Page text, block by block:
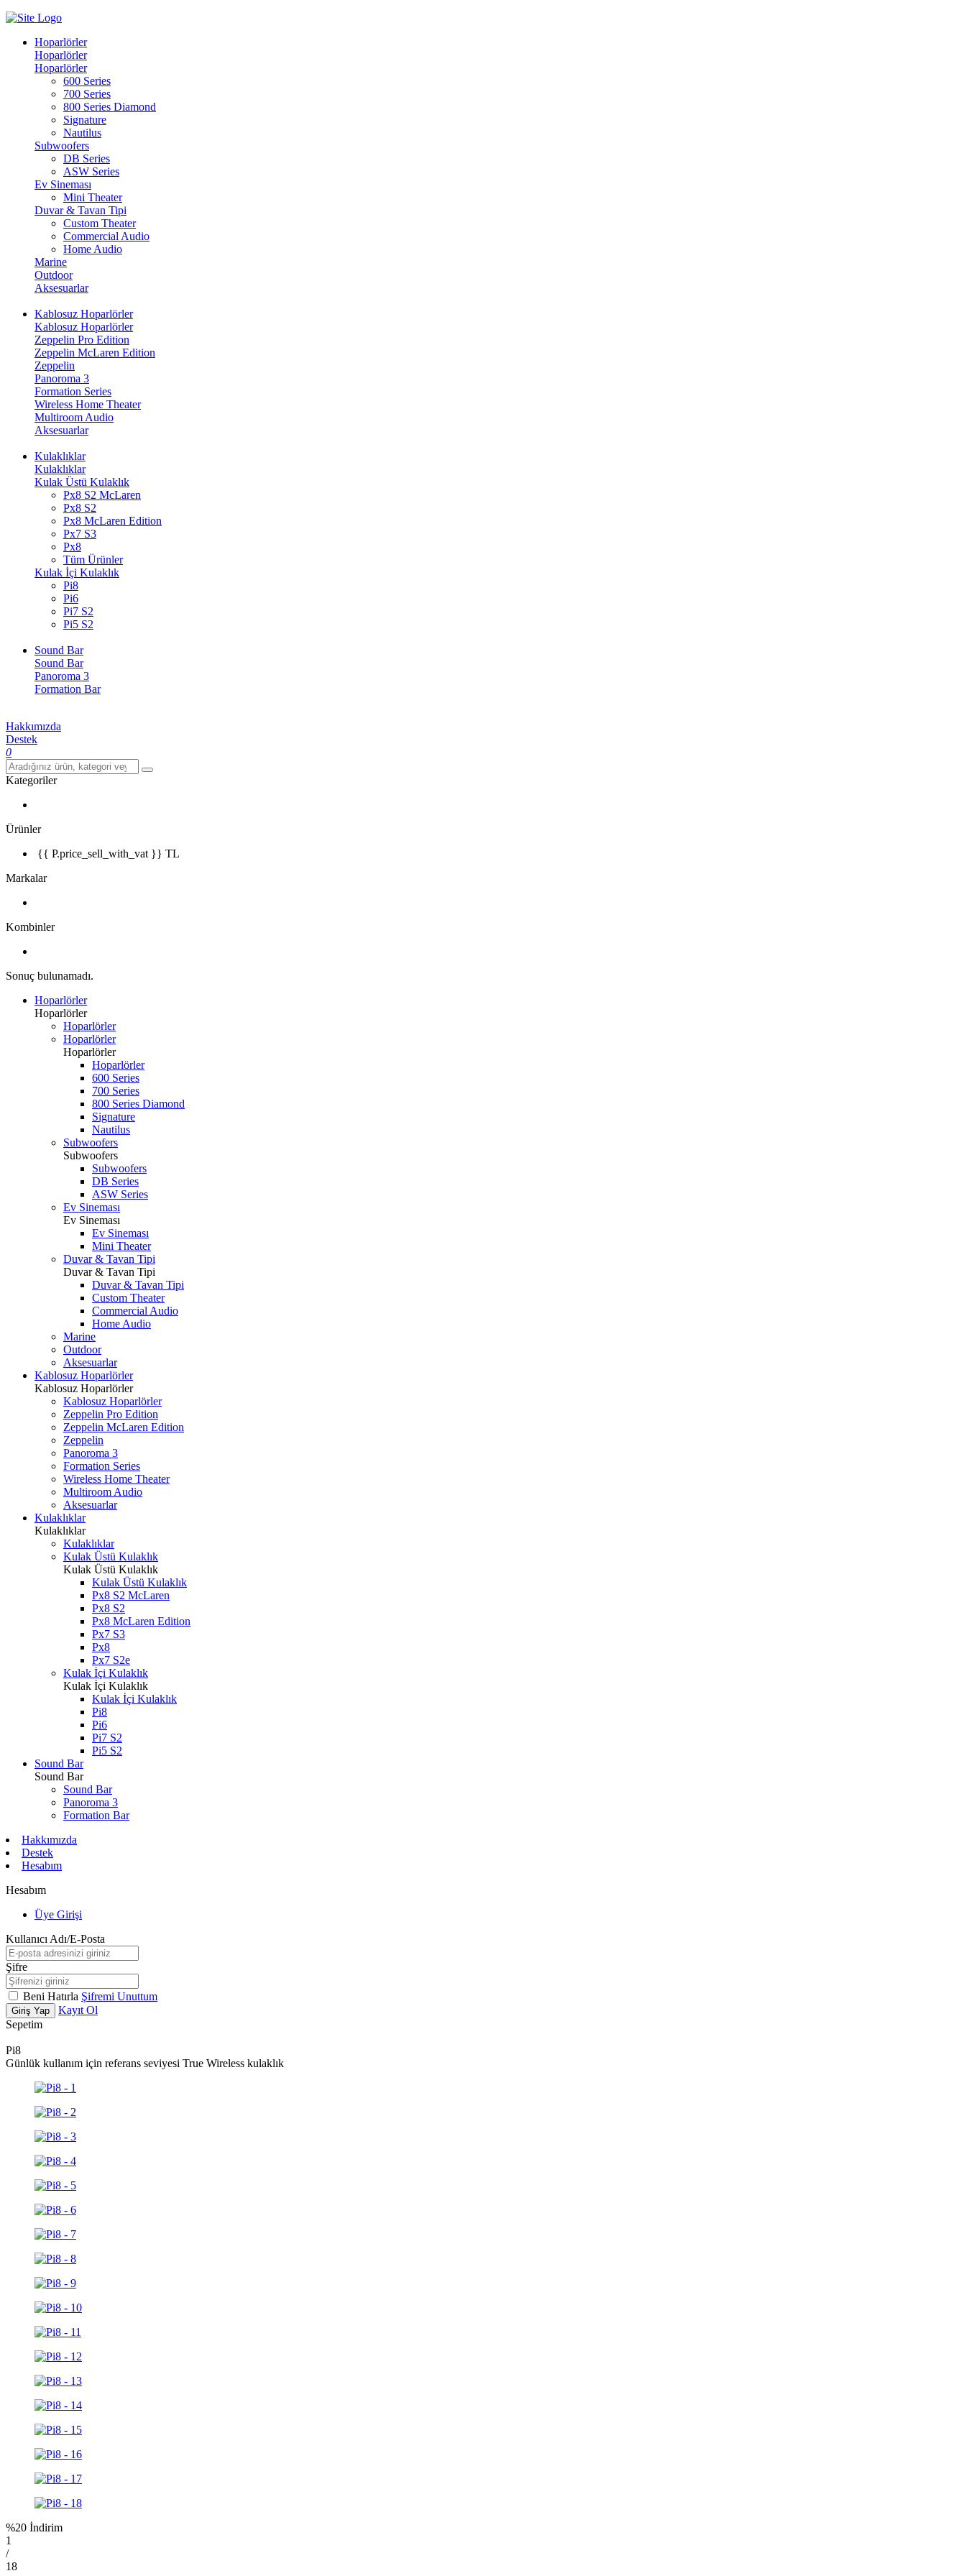
Hoparlörler
Hoparlörler
Hoparlörler
600 Series
700 Series
800 Series Diamond
Signature
Nautilus
Subwoofers
DB Series
ASW Series
Ev Sineması
Mini Theater
Duvar & Tavan Tipi
Custom Theater
Commercial Audio
Home Audio
Marine
Outdoor
Aksesuarlar
Kablosuz Hoparlörler
Kablosuz Hoparlörler
Zeppelin Pro Edition
Zeppelin McLaren Edition
Zeppelin
Panoroma 3
Formation Series
Wireless Home Theater
Multiroom Audio
Aksesuarlar
Kulaklıklar
Kulaklıklar
Kulak Üstü Kulaklık
Px8 S2 McLaren
Px8 S2
Px8 McLaren Edition
Px7 S3
Px8
Tüm Ürünler
Kulak İçi Kulaklık
Pi8
Pi6
Pi7 S2
Pi5 S2
Sound Bar
Sound Bar
Panoroma 3
Formation Bar
Hakkımızda
Destek
0
Kategoriler
Ürünler
{{ P.price_sell_with_vat }} TL
Markalar
Kombinler
Sonuç bulunamadı.
Hoparlörler
Hoparlörler
Hoparlörler
Hoparlörler
Hoparlörler
Hoparlörler
600 Series
700 Series
800 Series Diamond
Signature
Nautilus
Subwoofers
Subwoofers
Subwoofers
DB Series
ASW Series
Ev Sineması
Ev Sineması
Ev Sineması
Mini Theater
Duvar & Tavan Tipi
Duvar & Tavan Tipi
Duvar & Tavan Tipi
Custom Theater
Commercial Audio
Home Audio
Marine
Outdoor
Aksesuarlar
Kablosuz Hoparlörler
Kablosuz Hoparlörler
Kablosuz Hoparlörler
Zeppelin Pro Edition
Zeppelin McLaren Edition
Zeppelin
Panoroma 3
Formation Series
Wireless Home Theater
Multiroom Audio
Aksesuarlar
Kulaklıklar
Kulaklıklar
Kulaklıklar
Kulak Üstü Kulaklık
Kulak Üstü Kulaklık
Kulak Üstü Kulaklık
Px8 S2 McLaren
Px8 S2
Px8 McLaren Edition
Px7 S3
Px8
Px7 S2e
Kulak İçi Kulaklık
Kulak İçi Kulaklık
Kulak İçi Kulaklık
Pi8
Pi6
Pi7 S2
Pi5 S2
Sound Bar
Sound Bar
Sound Bar
Panoroma 3
Formation Bar
Hakkımızda
Destek
Hesabım
Hesabım
Üye Girişi
Kullanıcı Adı/E-Posta
Şifre
Beni Hatırla Şifremi Unuttum
Giriş Yap
Kayıt Ol
Sepetim
Pi8
Günlük kullanım için referans seviyesi True Wireless kulaklık
%20 İndirim
1
/
18